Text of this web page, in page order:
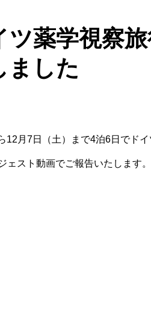
ツ薬学視察
ました
12月7日（土）まで4泊6日でドイ
ェスト動画でご報告いたします。